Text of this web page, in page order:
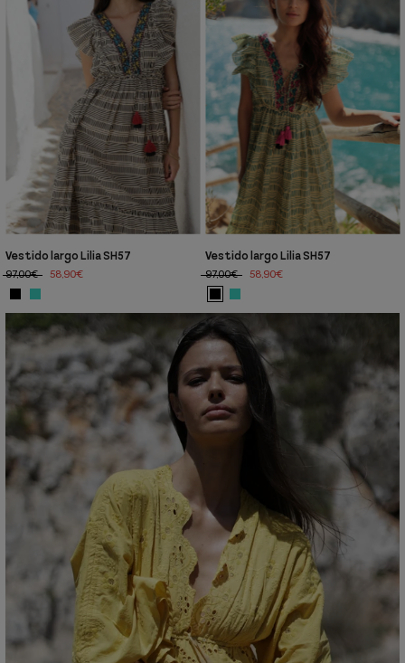
Vestido largo Lilia SH57
97,00€
58,90€
Vestido largo Lilia SH57
97,00€
58,90€